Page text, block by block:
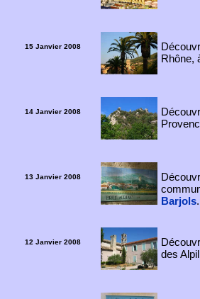
15 Janvier 2008
Rhône,
14 Janvier 2008
13 Janvier 2008
Barjols.
12 Janvier 2008
des